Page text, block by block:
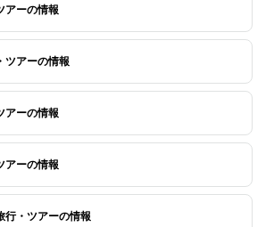
アーの情報
ツアーの情報
アーの情報
アーの情報
行・ツアーの情報